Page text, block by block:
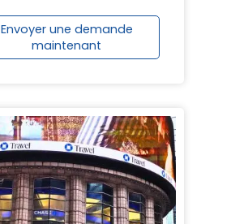
Envoyer une demande
maintenant